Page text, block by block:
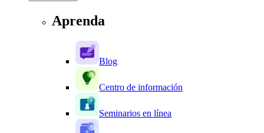
Aprenda
Blog
Centro de información
Seminarios en línea